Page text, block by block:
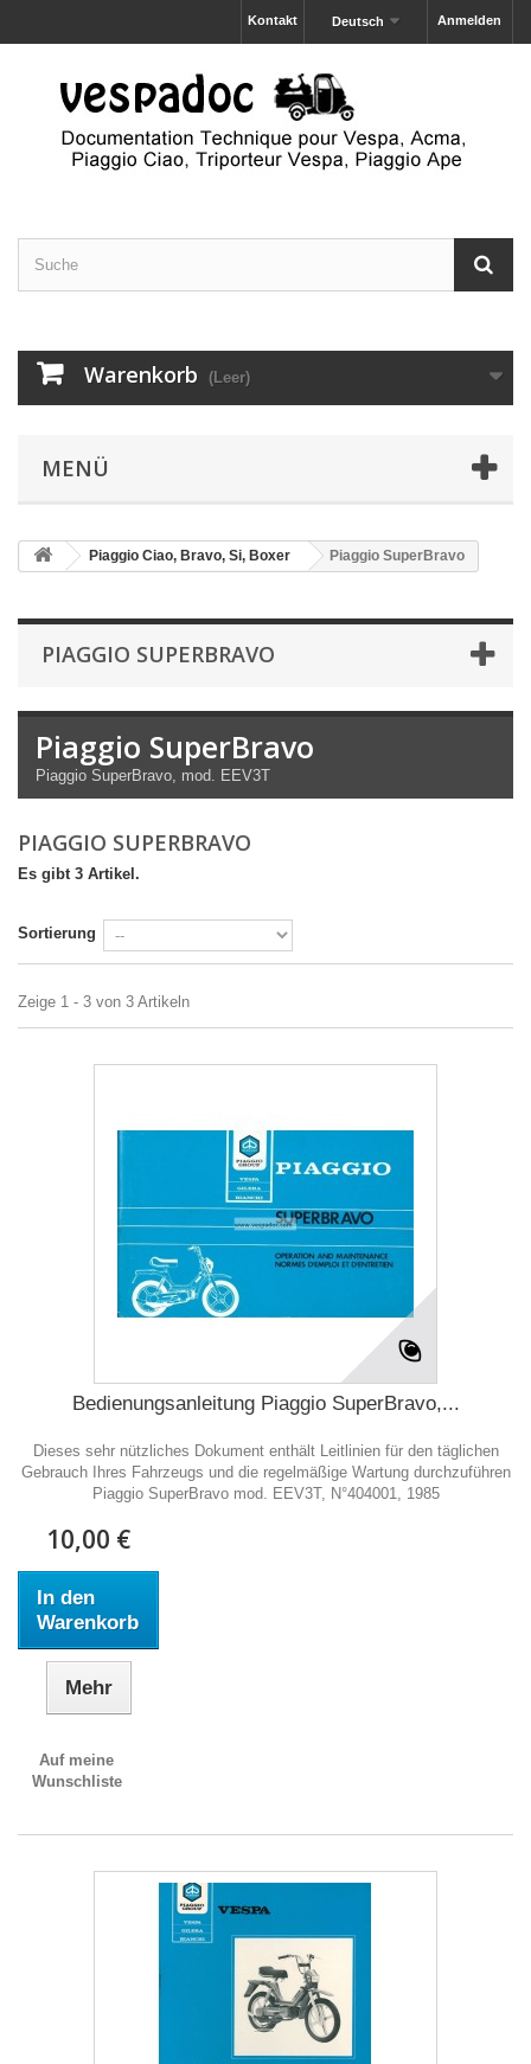
Anmelden
Deutsch
Kontakt
Warenkorb (Leer)
MENÜ
Piaggio Ciao, Bravo, Si, Boxer Piaggio SuperBravo
PIAGGIO SUPERBRAVO
Piaggio SuperBravo
Piaggio SuperBravo, mod. EEV3T
PIAGGIO SUPERBRAVO
Es gibt 3 Artikel.
Sortierung
Zeige 1 - 3 von 3 Artikeln
Bedienungsanleitung Piaggio SuperBravo,...
Dieses sehr nützliches Dokument enthält Leitlinien für den täglichen
Gebrauch Ihres Fahrzeugs und die regelmäßige Wartung durchzuführen
Piaggio SuperBravo mod. EEV3T, N°404001, 1985
10,00 €
In den
Warenkorb
Mehr
Auf meine
Wunschliste